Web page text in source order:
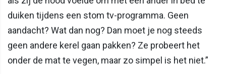
duiken tijdens een stom tv-programma. Geen
aandacht? Wat dan nog? Dan moet je nog steeds
geen andere kerel gaan pakken? Ze probeert het
onder de mat te vegen, maar zo simpel is het niet.”